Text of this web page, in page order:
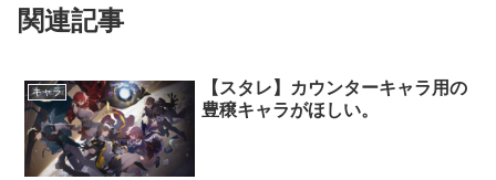
関連記事
キャラ
【スタレ】カウンターキャラ用の
豊穣キャラがほしい。